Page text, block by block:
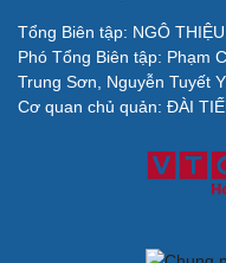
Tổng Biên tập: NGÔ
Phó Tổng Biên tập: Phạm
Trung Sơn, Nguyễn Tuyết
Cơ quan chủ quản: ĐÀI